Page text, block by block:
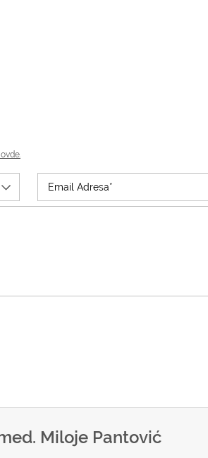
Miloje Pantović